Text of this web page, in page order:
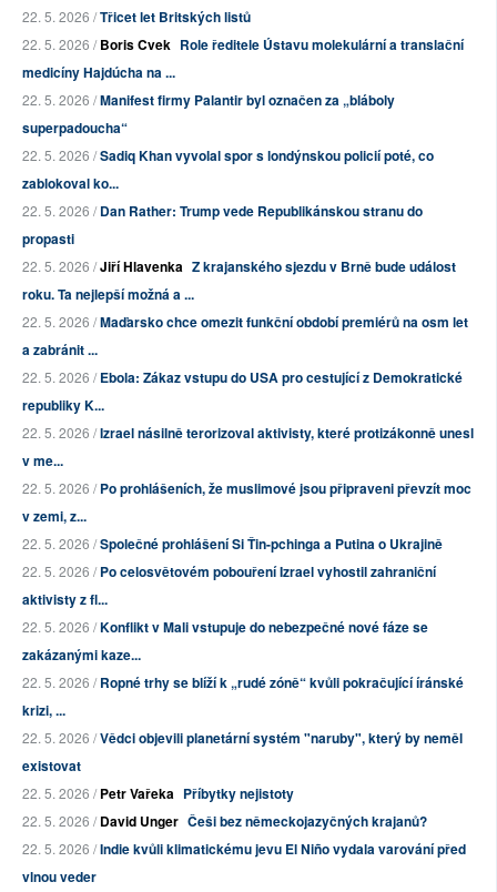
22. 5. 2026 /Třicet let Britských listů
22. 5. 2026 /Boris Cvek Role ředitele Ústavu molekulární a translační
medicíny Hajdúcha na ...
22. 5. 2026 /Manifest firmy Palantir byl označen za „bláboly
superpadoucha“
22. 5. 2026 /Sadiq Khan vyvolal spor s londýnskou policií poté, co
zablokoval ko...
22. 5. 2026 /Dan Rather: Trump vede Republikánskou stranu do
propasti
22. 5. 2026 /Jiří Hlavenka Z krajanského sjezdu v Brně bude událost
roku. Ta nejlepší možná a ...
22. 5. 2026 /Maďarsko chce omezit funkční období premiérů na osm let
a zabránit ...
22. 5. 2026 /Ebola: Zákaz vstupu do USA pro cestující z Demokratické
republiky K...
22. 5. 2026 /Izrael násilně terorizoval aktivisty, které protizákonně unesl
v me...
22. 5. 2026 /Po prohlášeních, že muslimové jsou připraveni převzít moc
v zemi, z...
22. 5. 2026 /Společné prohlášení Si Ťin-pchinga a Putina o Ukrajině
22. 5. 2026 /Po celosvětovém pobouření Izrael vyhostil zahraniční
aktivisty z fl...
22. 5. 2026 /Konflikt v Mali vstupuje do nebezpečné nové fáze se
zakázanými kaze...
22. 5. 2026 /Ropné trhy se blíží k „rudé zóně“ kvůli pokračující íránské
krizi, ...
22. 5. 2026 /Vědci objevili planetární systém "naruby", který by neměl
existovat
22. 5. 2026 /Petr Vařeka Příbytky nejistoty
22. 5. 2026 /David Unger Češi bez německojazyčných krajanů?
22. 5. 2026 /Indie kvůli klimatickému jevu El Niño vydala varování před
vlnou veder